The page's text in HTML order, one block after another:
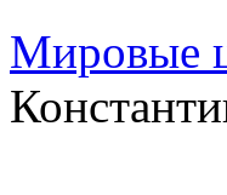
Мировые